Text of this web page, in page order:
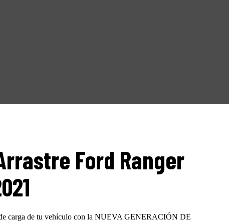
Ford Ranger
carga de tu vehículo con la NUEVA GENERACIÓN DE